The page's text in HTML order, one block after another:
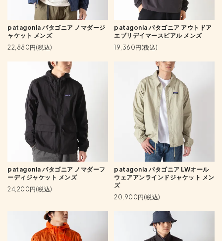
patagonia パタゴニア ノマダージ
ャケット メンズ
22,880円(税込)
patagonia パタゴニア アウトドア
エブリデイマースピアル メンズ
19,360円(税込)
patagonia パタゴニア ノマダーフ
ーディジャケット メンズ
24,200円(税込)
patagonia パタゴニア LWオール
ウェアアンラインドジャケット メン
ズ
20,900円(税込)